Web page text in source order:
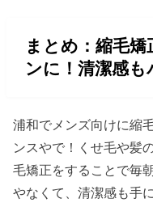
まとめ：縮毛
ンに！清潔感
浦和でメンズ向けに縮
ンスやで！くせ毛や髪
毛矯正をすることで毎
やなくて、清潔感も手